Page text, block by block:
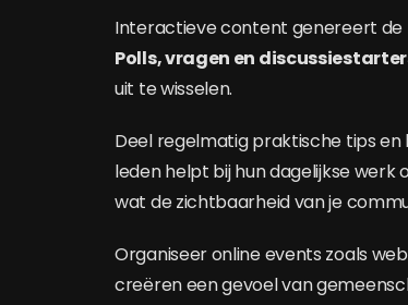
Interactieve content genereert de
Polls, vragen en
uit te wisselen.
Deel regelmatig praktische tips
leden helpt bij hun dagelijkse
wat de zichtbaarheid van je
Organiseer online events zoals
creëren een gevoel van